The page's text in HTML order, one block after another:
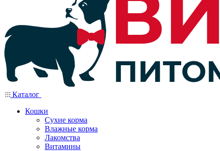
Каталог
Кошки
Сухие корма
Влажные корма
Лакомства
Витамины